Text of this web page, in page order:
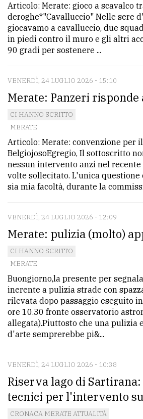
Articolo: Merate: gioco a scavalco
deroghe*"Cavalluccio" Nelle sere
giocavamo a cavalluccio, due
in piedi contro il muro e gli altri
90 gradi per sostenere ...
VENERDÌ, 24 LUGLIO 2026 - 15:10
Merate: Panzeri
CI HANNO SCRITTO
MERATE
Articolo: Merate: convenzione per
BelgiojosoEgregio, Il sottoscritto
nessun intervento anzi nel
volte sollecitato. L'unica questione
sia mia facoltà, durante la
VENERDÌ, 24 LUGLIO 2026 - 12:09
Merate: pulizia (molto)
CI HANNO SCRITTO
MERATE
Buongiorno,la presente per
inerente a pulizia strade con
rilevata dopo passaggio eseguito
ore 10.30 fronte osservatorio
allegata).Piuttosto che una pulizia
d'arte semprerebbe pi&...
VENERDÌ, 24 LUGLIO 2026 - 10:38
Riserva lago di
tecnici per l'intervento
CRONACA MERATE ATTUALITÀ